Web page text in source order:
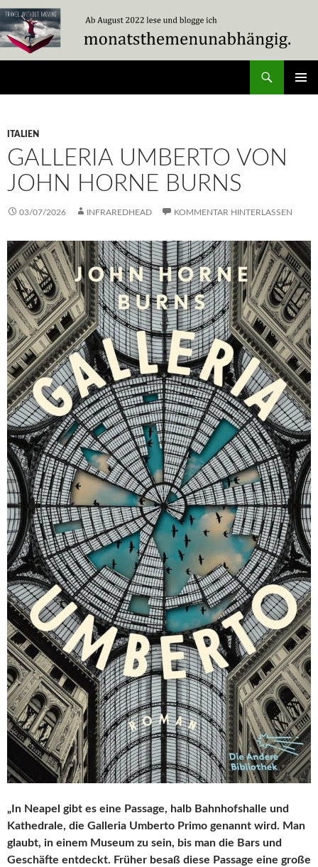
Zum
Inhalt
springen
ITALIEN
GALLERIA UMBERTO VON
JOHN HORNE BURNS
03/07/2026 INFRAREDHEAD KOMMENTAR HINTERLASSEN
„In Neapel gibt es eine Passage, halb Bahnhofshalle und
Kathedrale, die Galleria Umberto Primo genannt wird. Man
glaubt, in einem Museum zu sein, bis man die Bars und
Geschäfte entdeckt. Früher besaß diese Passage eine große